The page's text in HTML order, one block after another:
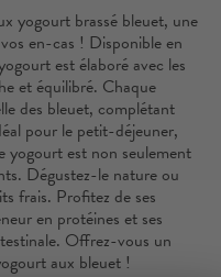
yogourt brassé bleuet, une
en-cas ! Disponible en
est élaboré avec les
et équilibré. Chaque
des bleuet, complétant
pour le petit-déjeuner,
yogourt est non seulement
Dégustez-le nature ou
frais. Profitez de ses
en protéines et ses
Offrez-vous un
aux bleuet !